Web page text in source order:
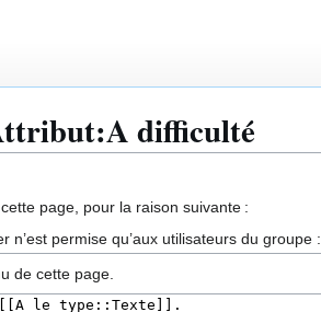
difficulté
page, pour la raison suivante :
n’est permise qu’aux utilisateurs du groupe :
de cette page.